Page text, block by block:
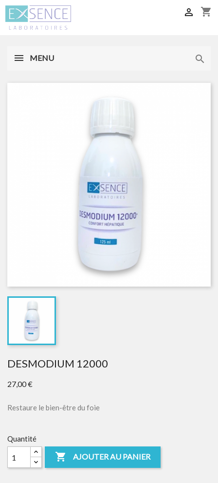
shopping_cart

MENU 
DESMODIUM 12000
27,00 €
Restaure le bien-être du foie
Quantité
 AJOUTER AU PANIER